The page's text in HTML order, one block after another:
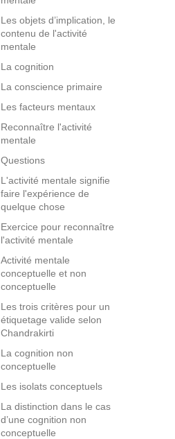
Les objets d’implication, le
contenu de l'activité
mentale
La cognition
La conscience primaire
Les facteurs mentaux
Reconnaître l'activité
mentale
Questions
L'activité mentale signifie
faire l'expérience de
quelque chose
Exercice pour reconnaître
l'activité mentale
Activité mentale
conceptuelle et non
conceptuelle
Les trois critères pour un
étiquetage valide selon
Chandrakirti
La cognition non
conceptuelle
Les isolats conceptuels
La distinction dans le cas
d’une cognition non
conceptuelle